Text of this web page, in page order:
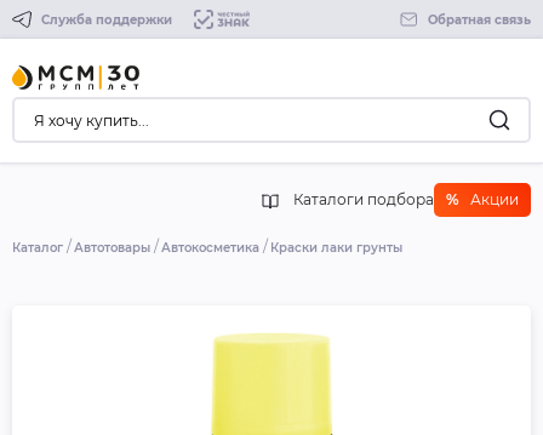
Служба поддержки Обратная связь
Каталоги подбора % Акции
Каталог Автотовары Автокосметика Краски лаки грунты